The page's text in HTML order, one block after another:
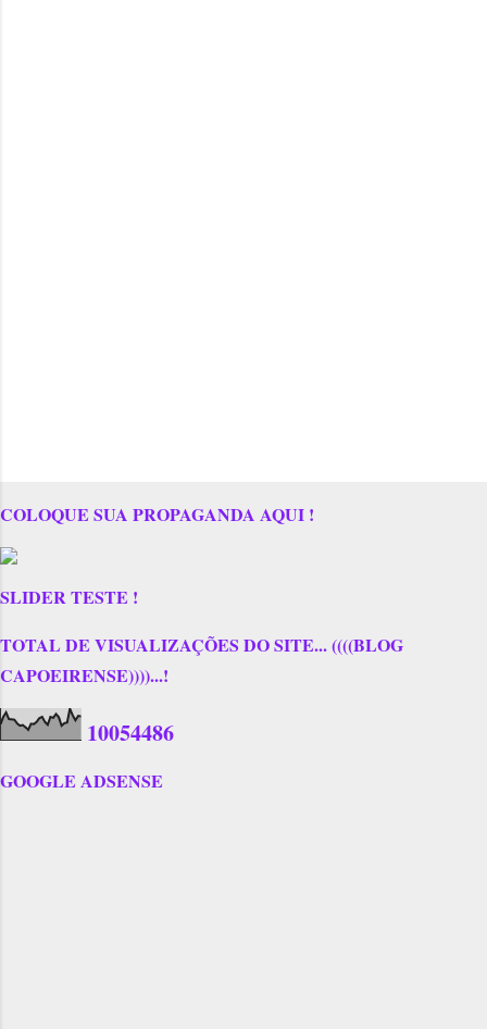
COLOQUE SUA PROPAGANDA AQUI !
SLIDER TESTE !
TOTAL DE VISUALIZAÇÕES DO SITE... ((((BLOG
CAPOEIRENSE))))...!
10054486
GOOGLE ADSENSE